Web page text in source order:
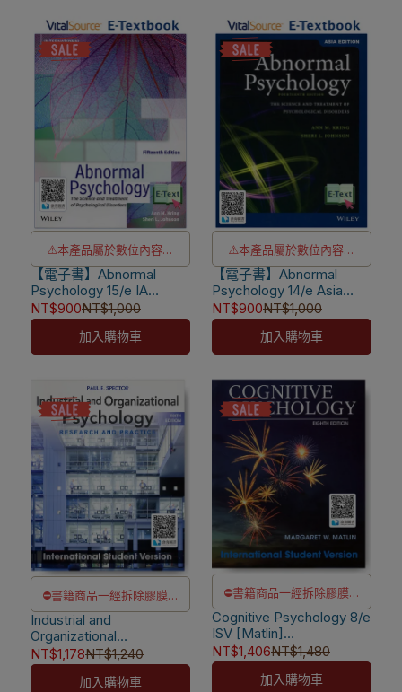
⚠️本產品屬於數位內容服
務，一經購買不提供退貨與
退款
⚠️電子書產品僅限台灣境內
使用，海外IP無法註冊成功
【電子書】Abnormal
Psychology 15/e IA
[Kring]
NT$900NT$1,000
加入購物車
⚠️本產品屬於數位內容服
務，一經購買不提供退貨與
退款
⚠️電子書產品僅限台灣境內
使用，海外IP無法註冊成功
【電子書】Abnormal
Psychology 14/e Asia
Edition [Kring]
NT$900NT$1,000
加入購物車
⛔書籍商品一經拆除膠膜，
除非瑕疵換書不提供退貨與
退款
✅訂購數量5本以上另有優
惠，請洽LINE客服訂購
Industrial and
Organizational
Psychology 6/e
[Spector] 9781118092279
NT$1,178NT$1,240
加入購物車
⛔書籍商品一經拆除膠膜，
除非瑕疵換書不提供退貨與
退款
✅訂購數量5本以上另有優
惠，請洽LINE客服訂購
Cognitive Psychology 8/e
ISV [Matlin]
9781118318690
NT$1,406NT$1,480
加入購物車